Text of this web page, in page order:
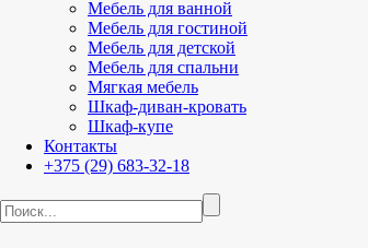
Мебель для ванной
Мебель для гостиной
Мебель для детской
Мебель для спальни
Мягкая мебель
Шкаф-диван-кровать
Шкаф-купе
Контакты
+375 (29) 683-32-18